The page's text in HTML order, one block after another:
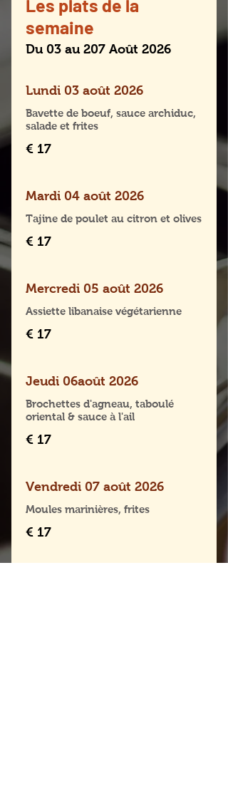
Les plats de la
semaine
Du 03 au 207 Août 2026
Lundi 03 août 2026
Bavette de boeuf, sauce archiduc,
salade et frites
€ 17
Mardi 04 août 2026
Tajine de poulet au citron et olives
€ 17
Mercredi 05 août 2026
Assiette libanaise végétarienne
€ 17
Jeudi 06août 2026
Brochettes d'agneau, taboulé
oriental & sauce à l'ail
€ 17
Vendredi 07 août 2026
Moules marinières, frites
€ 17